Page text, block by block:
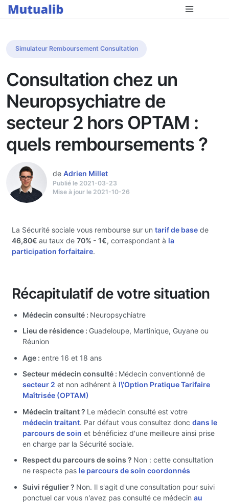
Simulateur Remboursement Consultation
Consultation chez un
Neuropsychiatre de
secteur 2 hors OPTAM :
quels remboursements ?
de Adrien Millet
Publié le 2021-03-23
Mise à jour le 2021-10-26
La Sécurité sociale vous rembourse sur un tarif de basede
46,80€ au taux de 70% - 1€, correspondant à la
participation forfaitaire.
Récapitulatif de votre situation
Médecin consulté : Neuropsychiatre
Lieu de résidence : Guadeloupe, Martinique, Guyane ou
Réunion
Age : entre 16 et 18 ans
Secteur médecin consulté : Médecin conventionné de
secteur 2 et non adhérent à l\'Option Pratique Tarifaire
Maîtrisée (OPTAM)
Médecin traitant ? Le médecin consulté est votre
médecin traitant. Par défaut vous consultez donc dans le
parcours de soin et bénéficiez d'une meilleure ainsi prise
en charge par la Sécurité sociale.
Respect du parcours de soins ? Non : cette consultation
ne respecte pas le parcours de soin coordonnés
Suivi régulier ? Non. Il s'agit d'une consultation pour suivi
ponctuel car vous n'avez pas consulté ce médecin au